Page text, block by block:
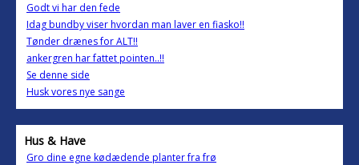
Godt vi har den fede
Idag bundby viser hvordan man laver en fiasko!!
Tønder drænes for ALT!!
ankergren har fattet pointen..!!
Se denne side
Husk vores nye sange
Hus & Have
Gro dine egne kødædende planter fra frø